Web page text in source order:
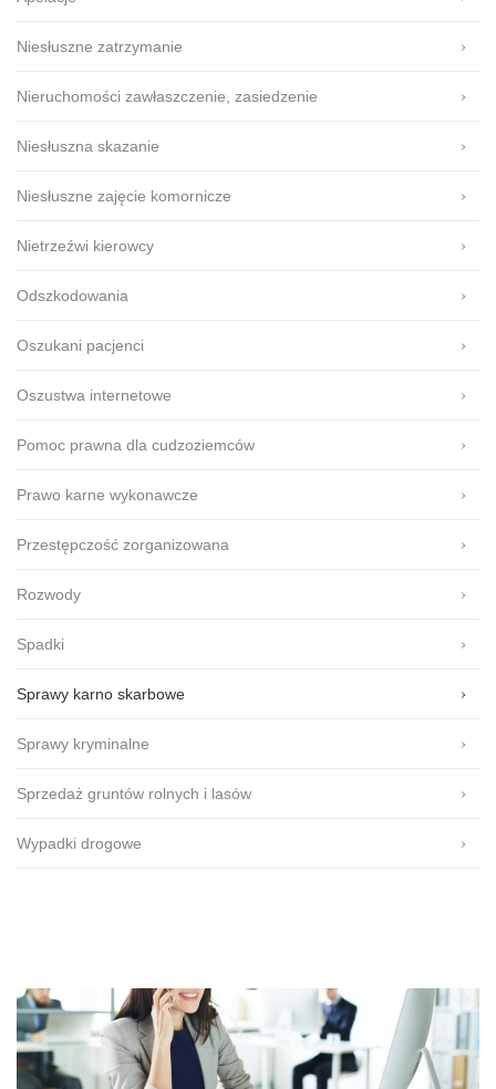
Niesłuszne zatrzymanie
Nieruchomości zawłaszczenie, zasiedzenie
Niesłuszna skazanie
Niesłuszne zajęcie komornicze
Nietrzeźwi kierowcy
Odszkodowania
Oszukani pacjenci
Oszustwa internetowe
Pomoc prawna dla cudzoziemców
Prawo karne wykonawcze
Przestępczość zorganizowana
Rozwody
Spadki
Sprawy karno skarbowe
Sprawy kryminalne
Sprzedaż gruntów rolnych i lasów
Wypadki drogowe